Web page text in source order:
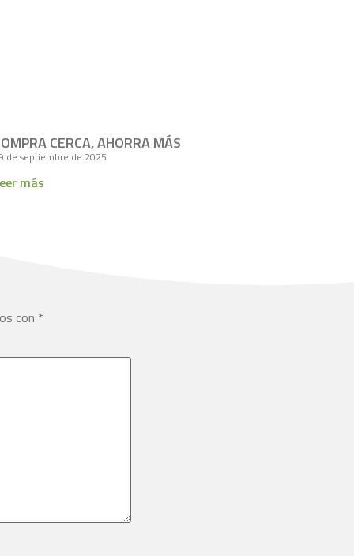
CERCA, AHORRA MÁS
de septiembre de 2025
más
con *